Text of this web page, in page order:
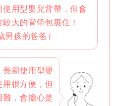
使用型嬰兒背帶，但會
大的背帶包裹住！
男孩的爸爸）
期使用型嬰
很方便，但
，會擔心是